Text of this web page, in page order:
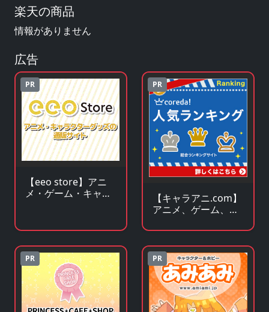
楽天の商品
情報がありません
広告
PR
【eeo store】アニ
メ・ゲーム・キャラ
PR
【キャラアニ.com】
アニメ、ゲーム、ア
ズの総合オンライン
ストア
PR PR